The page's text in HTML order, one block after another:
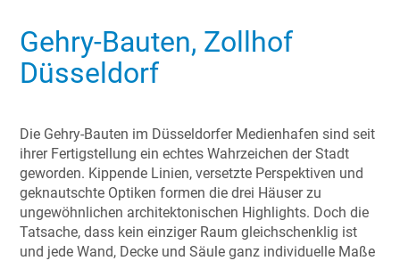
Gehry-Bauten, Zollhof
Düsseldorf
Die Gehry-Bauten im Düsseldorfer Medienhafen sind seit
ihrer Fertigstellung ein echtes Wahrzeichen der Stadt
geworden. Kippende Linien, versetzte Perspektiven und
geknautschte Optiken formen die drei Häuser zu
ungewöhnlichen architektonischen Highlights. Doch die
Tatsache, dass kein einziger Raum gleichschenklig ist
und jede Wand, Decke und Säule ganz individuelle Maße